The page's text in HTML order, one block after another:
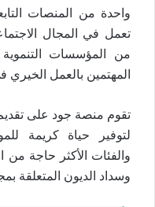
واحدة من المنصات
تعمل في المجال
من المؤسسات التنموية
المهتمين بالعمل
تقوم منصة جود على
لتوفير حياة كريمة
والفئات الأكثر حاجة
وسداد الديون المتعلقة